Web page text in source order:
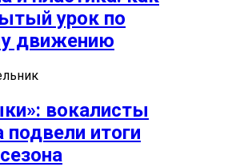
урок по
движению
вокалисты
подвели итоги